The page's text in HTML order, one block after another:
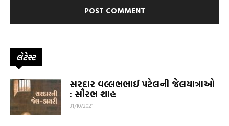
લેટેસ્ટ
સરદાર વલ્લભભાઈ પટેલની જેલયાત્રાઓ
: સૌરભ શાહ
31/10/2021